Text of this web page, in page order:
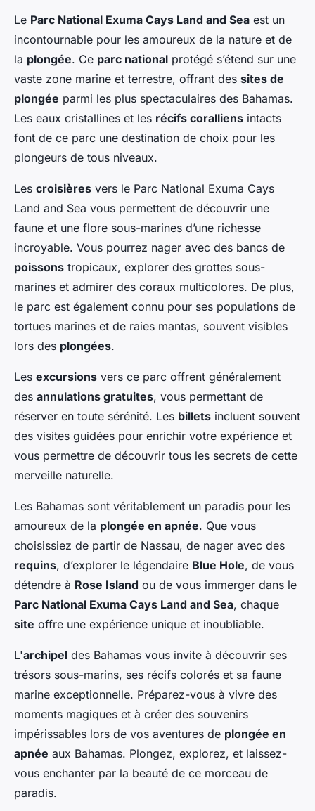
Le Parc National Exuma Cays Land and Sea est un
incontournable pour les amoureux de la nature et de
la plongée. Ce parc national protégé s’étend sur une
vaste zone marine et terrestre, offrant des sites de
plongée parmi les plus spectaculaires des Bahamas.
Les eaux cristallines et les récifs coralliens intacts
font de ce parc une destination de choix pour les
plongeurs de tous niveaux.
Les croisières vers le Parc National Exuma Cays
Land and Sea vous permettent de découvrir une
faune et une flore sous-marines d’une richesse
incroyable. Vous pourrez nager avec des bancs de
poissons tropicaux, explorer des grottes sous-
marines et admirer des coraux multicolores. De plus,
le parc est également connu pour ses populations de
tortues marines et de raies mantas, souvent visibles
lors des plongées.
Les excursions vers ce parc offrent généralement
des annulations gratuites, vous permettant de
réserver en toute sérénité. Les billets incluent souvent
des visites guidées pour enrichir votre expérience et
vous permettre de découvrir tous les secrets de cette
merveille naturelle.
Les Bahamas sont véritablement un paradis pour les
amoureux de la plongée en apnée. Que vous
choisissiez de partir de Nassau, de nager avec des
requins, d’explorer le légendaire Blue Hole, de vous
détendre à Rose Island ou de vous immerger dans le
Parc National Exuma Cays Land and Sea, chaque
site offre une expérience unique et inoubliable.
L'archipel des Bahamas vous invite à découvrir ses
trésors sous-marins, ses récifs colorés et sa faune
marine exceptionnelle. Préparez-vous à vivre des
moments magiques et à créer des souvenirs
impérissables lors de vos aventures de plongée en
apnée aux Bahamas. Plongez, explorez, et laissez-
vous enchanter par la beauté de ce morceau de
paradis.